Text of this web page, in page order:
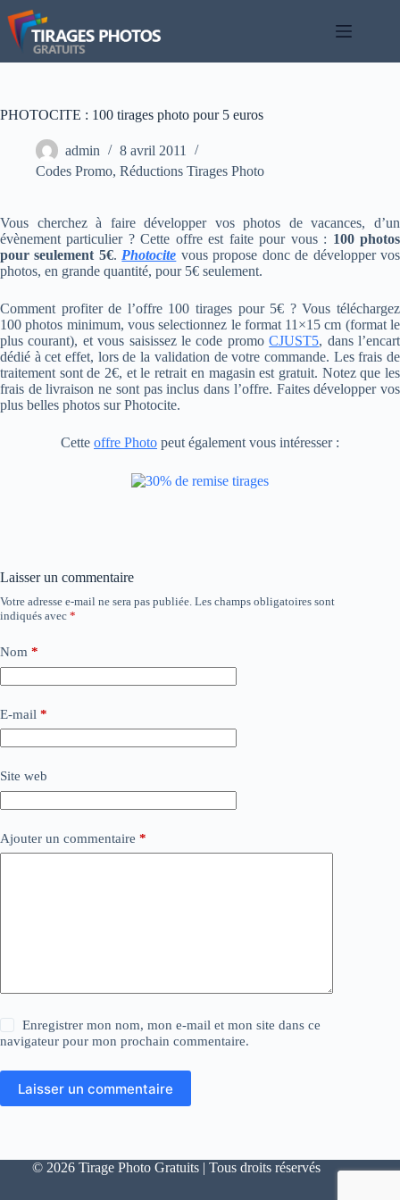
Passer
au
contenu
PHOTOCITE : 100 tirages photo pour 5 euros
admin
8 avril 2011
Codes Promo, Réductions Tirages Photo
Vous cherchez à faire développer vos photos de vacances, d’un
évènement particulier ? Cette offre est faite pour vous : 100 photos
pour seulement 5€. Photocite vous propose donc de développer vos
photos, en grande quantité, pour 5€ seulement.
Comment profiter de l’offre 100 tirages pour 5€ ? Vous téléchargez
100 photos minimum, vous selectionnez le format 11×15 cm (format le
plus courant), et vous saisissez le code promoCJUST5, dans l’encart
dédié à cet effet, lors de la validation de votre commande. Les frais de
traitement sont de 2€, et le retrait en magasin est gratuit. Notez que les
frais de livraison ne sont pas inclus dans l’offre. Faites développer vos
plus belles photos sur Photocite.
Cette offre Photo peut également vous intéresser :
Laisser un commentaire
Votre adresse e-mail ne sera pas publiée. Les champs obligatoires sont
indiqués avec *
Nom *
E-mail *
Site web
Ajouter un commentaire *
Enregistrer mon nom, mon e-mail et mon site dans ce
navigateur pour mon prochain commentaire.
Laisser un commentaire
© 2026 Tirage Photo Gratuits | Tous droits réservés